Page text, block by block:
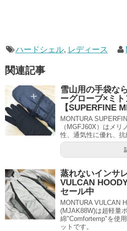
ハードシェル, レディース
関連記事
雪山用の手袋な
ーグローブ×ミ
【SUPERFINE
MONTURA
（MGFJ60X）はメ
性、通気性に優れ、抗
蒸れないインサ
VULCAN
セール中
MONTURA VULCAN
(MJAK88W)は超軽量
綿"Comfortemp"を使
ットです。